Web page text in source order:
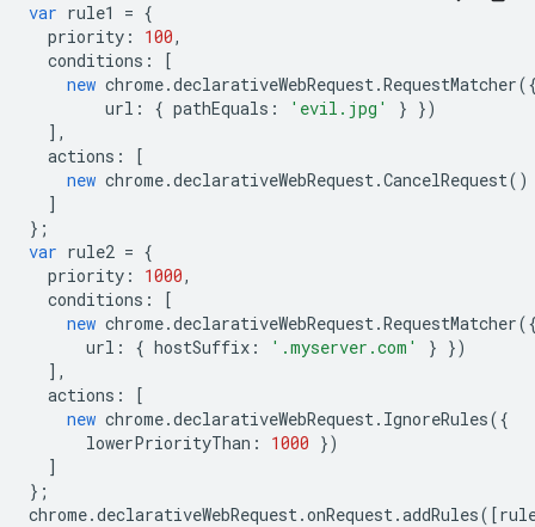
var rule1 = {
priority : 100,
conditions :
[
new chrome.declarativeWebRequest.RequestMatcher
url : { pathEquals : 'evil.jpg' } })
],
actions :
[
new chrome.declarativeWebRequest.CancelRequest()
]
};
var rule2 = {
priority : 1000,
conditions :
[
new chrome.declarativeWebRequest.RequestMatcher
url : { hostSuffix : '.myserver.com' } })
],
actions :
[
new chrome.declarativeWebRequest. IgnoreRules({
lowerPriorityThan : 1000 })
]
};
chrome.declarativeWebRequest.onRequest.addRules([